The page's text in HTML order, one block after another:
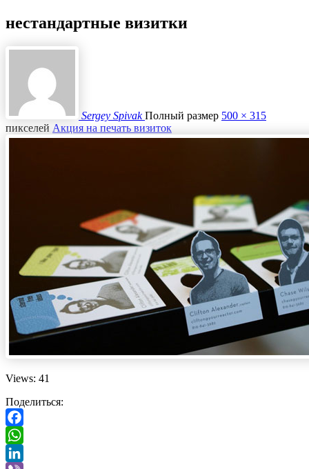
нестандартные визитки
Sergey Spivak Полный размер 500 × 315
пикселей Акция на печать визиток
Views: 41
Поделиться:
Facebook
WhatsApp